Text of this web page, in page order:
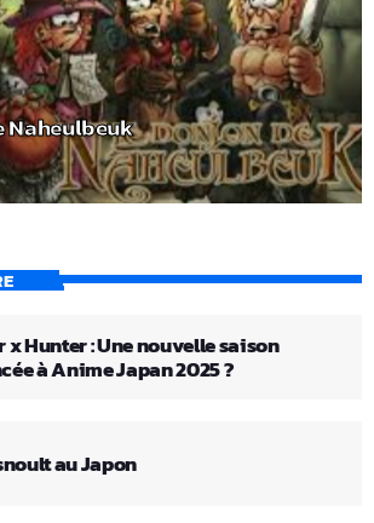
Naheulbeuk
x Hunter : Une nouvelle saison
à Anime Japan 2025 ?
au Japon